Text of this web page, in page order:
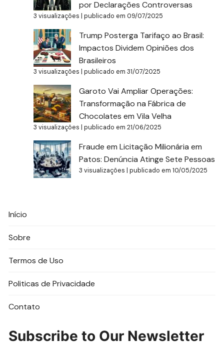
por Declarações Controversas
3 visualizações |publicado em 09/07/2025
Trump Posterga Tarifaço ao Brasil:
Impactos Dividem Opiniões dos
Brasileiros
3 visualizações |publicado em 31/07/2025
Garoto Vai Ampliar Operações:
Transformação na Fábrica de
Chocolates em Vila Velha
3 visualizações |publicado em 21/06/2025
Fraude em Licitação Milionária em
Patos: Denúncia Atinge Sete Pessoas
3 visualizações |publicado em 10/05/2025
Início
Sobre
Termos de Uso
Politicas de Privacidade
Contato
Subscribe to Our Newsletter